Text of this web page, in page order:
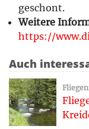
geschont.
Weitere
https://
Auch